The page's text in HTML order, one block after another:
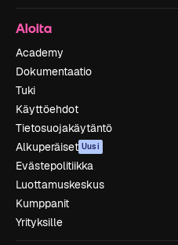
Aloita
Academy
Dokumentaatio
Tuki
Käyttöehdot
Tietosuojakäytäntö
Alkuperäiset Uusi
Evästepolitiikka
Luottamuskeskus
Kumppanit
Yrityksille